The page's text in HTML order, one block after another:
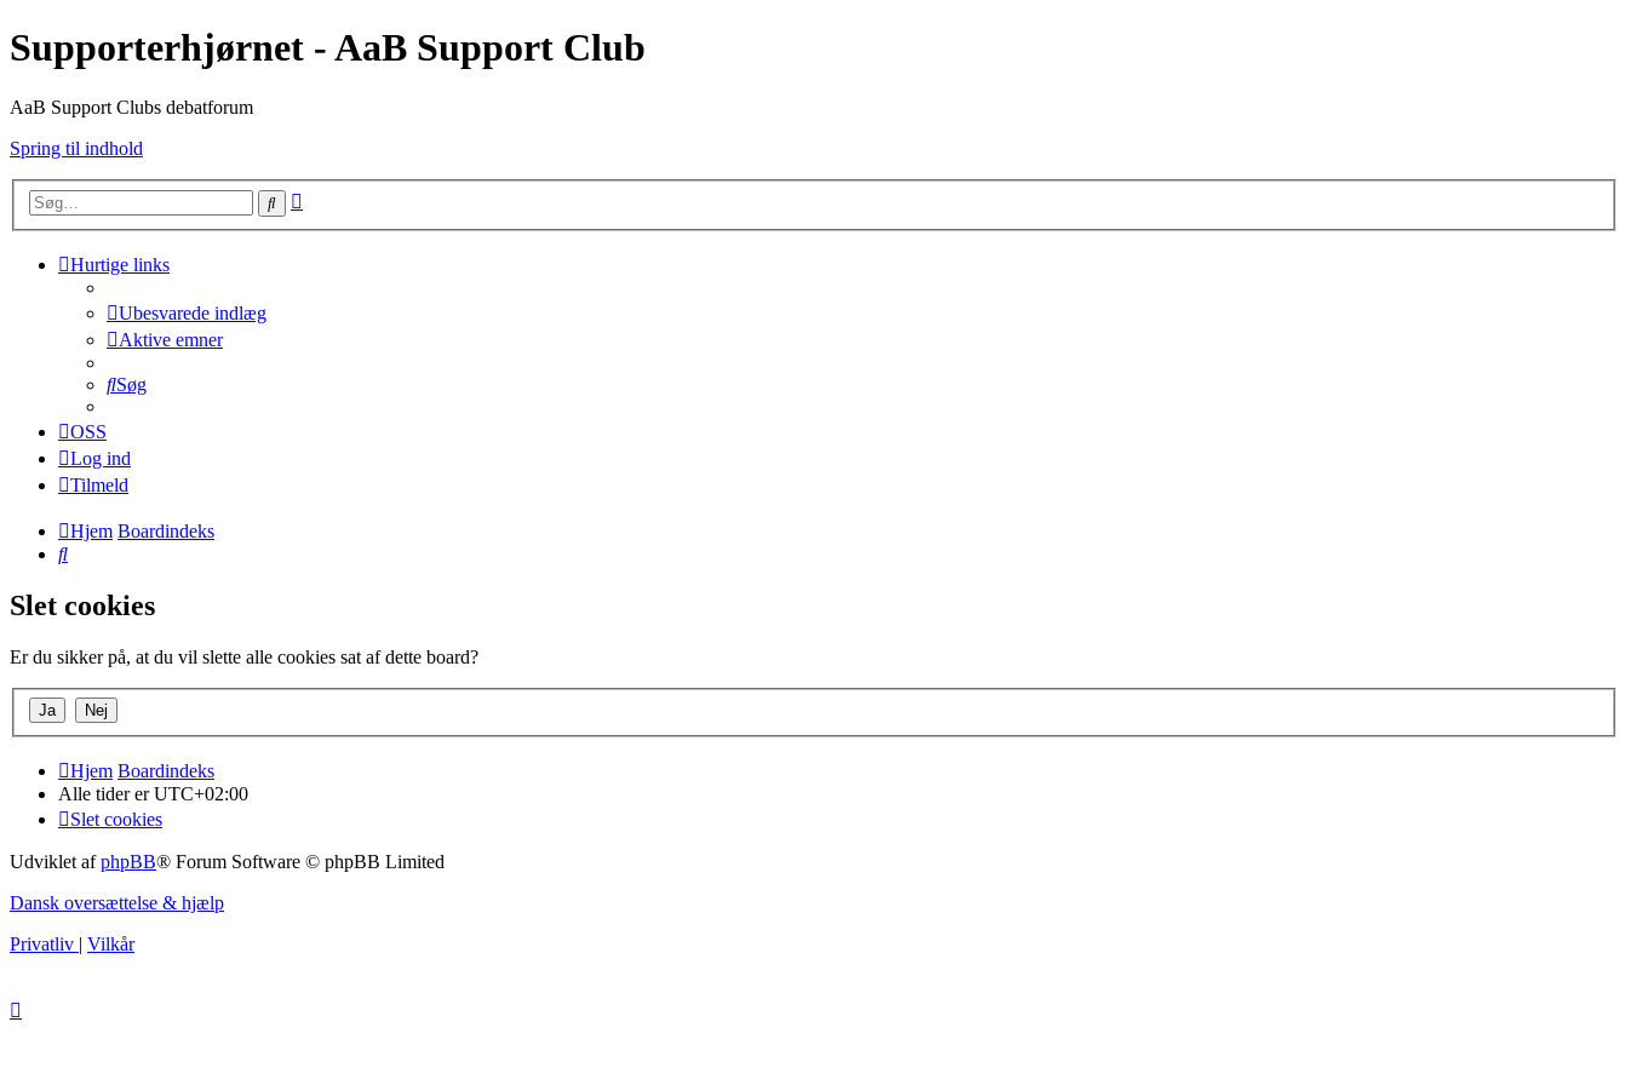
Supporterhjørnet - AaB Support Club
AaB Support Clubs debatforum
Spring til indhold
Søg
Hurtige links
Ubesvarede indlæg
Aktive emner
Søg
OSS
Log ind
Tilmeld
Hjem Boardindeks
Søg
Slet cookies
Er du sikker på, at du vil slette alle cookies sat af dette board?
Hjem Boardindeks
Alle tider erUTC+02:00
Slet cookies
Udviklet afphpBB® Forum Software © phpBB Limited
Dansk oversættelse & hjælp
Privatliv | Vilkår